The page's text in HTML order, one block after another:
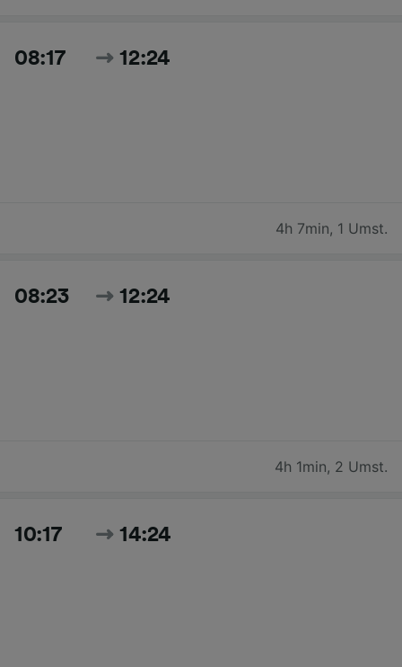
08:17 12:24
4h 7min, 1 Umst.
08:23 12:24
4h 1min, 2 Umst.
10:17 14:24